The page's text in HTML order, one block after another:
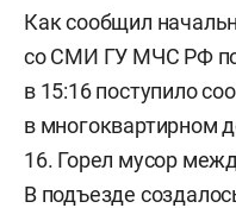
Как сообщил
со СМИ ГУ МЧС РФ
в 15:16 поступило
в многоквартирном
16. Горел мусор
В подъезде